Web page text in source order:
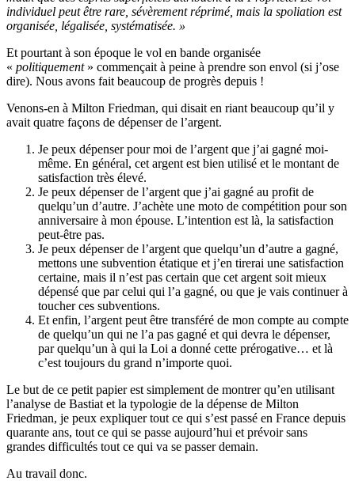
individuel peut être rare, sévèrement réprimé, mais la spoliation est
organisée, légalisée, systématisée. »
Et pourtant à son époque le vol en bande organisée
« politiquement» commençait à peine à prendre son envol (si j’ose
dire). Nous avons fait beaucoup de progrès depuis !
Venons-en à Milton Friedman, qui disait en riant beaucoup qu’il y
avait quatre façons de dépenser de l’argent.
Je peux dépenser pour moi de l’argent que j’ai gagné moi-
même. En général, cet argent est bien utilisé et le montant de
satisfaction très élevé.
Je peux dépenser de l’argent que j’ai gagné au profit de
quelqu’un d’autre. J’achète une moto de compétition pour son
anniversaire à mon épouse. L’intention est là, la satisfaction
peut-être pas.
Je peux dépenser de l’argent que quelqu’un d’autre a gagné,
mettons une subvention étatique et j’en tirerai une satisfaction
certaine, mais il n’est pas certain que cet argent soit mieux
dépensé que par celui qui l’a gagné, ou que je vais continuer à
toucher ces subventions.
Et enfin, l’argent peut être transféré de mon compte au compte
de quelqu’un qui ne l’a pas gagné et qui devra le dépenser,
par quelqu’un à qui la Loi a donné cette prérogative… et là
c’est toujours du grand n’importe quoi.
Le but de ce petit papier est simplement de montrer qu’en utilisant
l’analyse de Bastiat et la typologie de la dépense de Milton
Friedman, je peux expliquer tout ce qui s’est passé en France depuis
quarante ans, tout ce qui se passe aujourd’hui et prévoir sans
grandes difficultés tout ce qui va se passer demain.
Au travail donc.